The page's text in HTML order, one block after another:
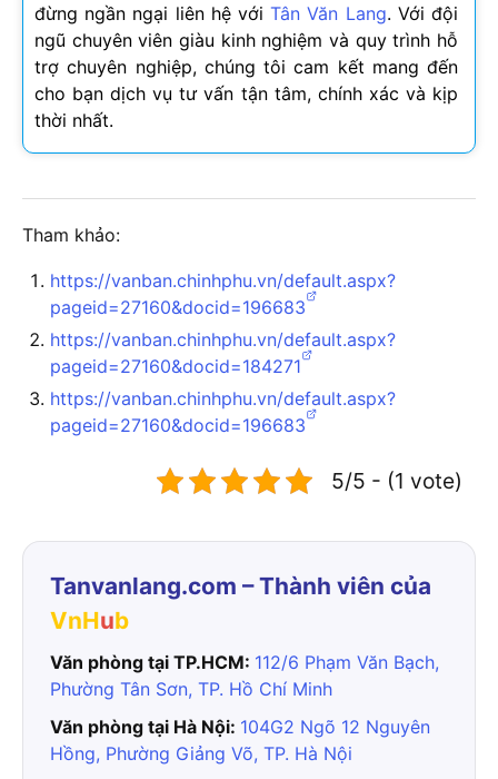
đừng ngần ngại liên hệ vớiTân Văn Lang. Với đội
ngũ chuyên viên giàu kinh nghiệm và quy trình hỗ
trợ chuyên nghiệp, chúng tôi cam kết mang đến
cho bạn dịch vụ tư vấn tận tâm, chính xác và kịp
thời nhất.
Tham khảo:
https://vanban.chinhphu.vn/default.aspx?
pageid=27160&docid=196683
https://vanban.chinhphu.vn/default.aspx?
pageid=27160&docid=184271
https://vanban.chinhphu.vn/default.aspx?
pageid=27160&docid=196683
5/5 - (1 vote)
Tanvanlang.com – Thành viên của
VnHub
Văn phòng tại TP.HCM: 112/6 Phạm Văn Bạch,
Phường Tân Sơn, TP. Hồ Chí Minh
Văn phòng tại Hà Nội: 104G2 Ngõ 12 Nguyên
Hồng, Phường Giảng Võ, TP. Hà Nội